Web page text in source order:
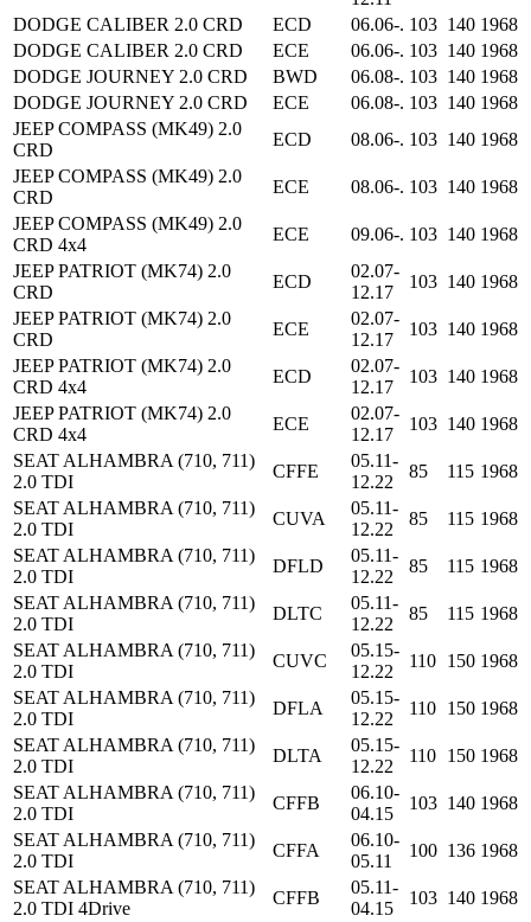
DODGE CALIBER 2.0 CRD
ECD 06.06-. 103 140 1968
DODGE CALIBER 2.0 CRD
ECE 06.06-. 103 140 1968
DODGE JOURNEY 2.0 CRD
BWD 06.08-. 103 140 1968
DODGE JOURNEY 2.0 CRD
ECE 06.08-. 103 140 1968
JEEP COMPASS (MK49) 2.0
CRD
ECD 08.06-. 103 140 1968
JEEP COMPASS (MK49) 2.0
CRD
ECE 08.06-. 103 140 1968
JEEP COMPASS (MK49) 2.0
CRD 4x4
ECE 09.06-. 103 140 1968
JEEP PATRIOT (MK74) 2.0
CRD
ECD
02.07-
12.17
103 140 1968
JEEP PATRIOT (MK74) 2.0
CRD
ECE
02.07-
12.17
103 140 1968
JEEP PATRIOT (MK74) 2.0
CRD 4x4
ECD
02.07-
12.17
103 140 1968
JEEP PATRIOT (MK74) 2.0
CRD 4x4
ECE
02.07-
12.17
103 140 1968
SEAT ALHAMBRA (710, 711)
2.0 TDI
CFFE
05.11-
12.22
85 115 1968
SEAT ALHAMBRA (710, 711)
2.0 TDI
CUVA
05.11-
12.22
85 115 1968
SEAT ALHAMBRA (710, 711)
2.0 TDI
DFLD
05.11-
12.22
85 115 1968
SEAT ALHAMBRA (710, 711)
2.0 TDI
DLTC
05.11-
12.22
85 115 1968
SEAT ALHAMBRA (710, 711)
2.0 TDI
CUVC
05.15-
12.22
110 150 1968
SEAT ALHAMBRA (710, 711)
2.0 TDI
DFLA
05.15-
12.22
110 150 1968
SEAT ALHAMBRA (710, 711)
2.0 TDI
DLTA
05.15-
12.22
110 150 1968
SEAT ALHAMBRA (710, 711)
2.0 TDI
CFFB
06.10-
04.15
103 140 1968
SEAT ALHAMBRA (710, 711)
2.0 TDI
CFFA
06.10-
05.11
100 136 1968
SEAT ALHAMBRA (710, 711)
2.0 TDI 4Drive
CFFB
05.11-
04.15
103 140 1968